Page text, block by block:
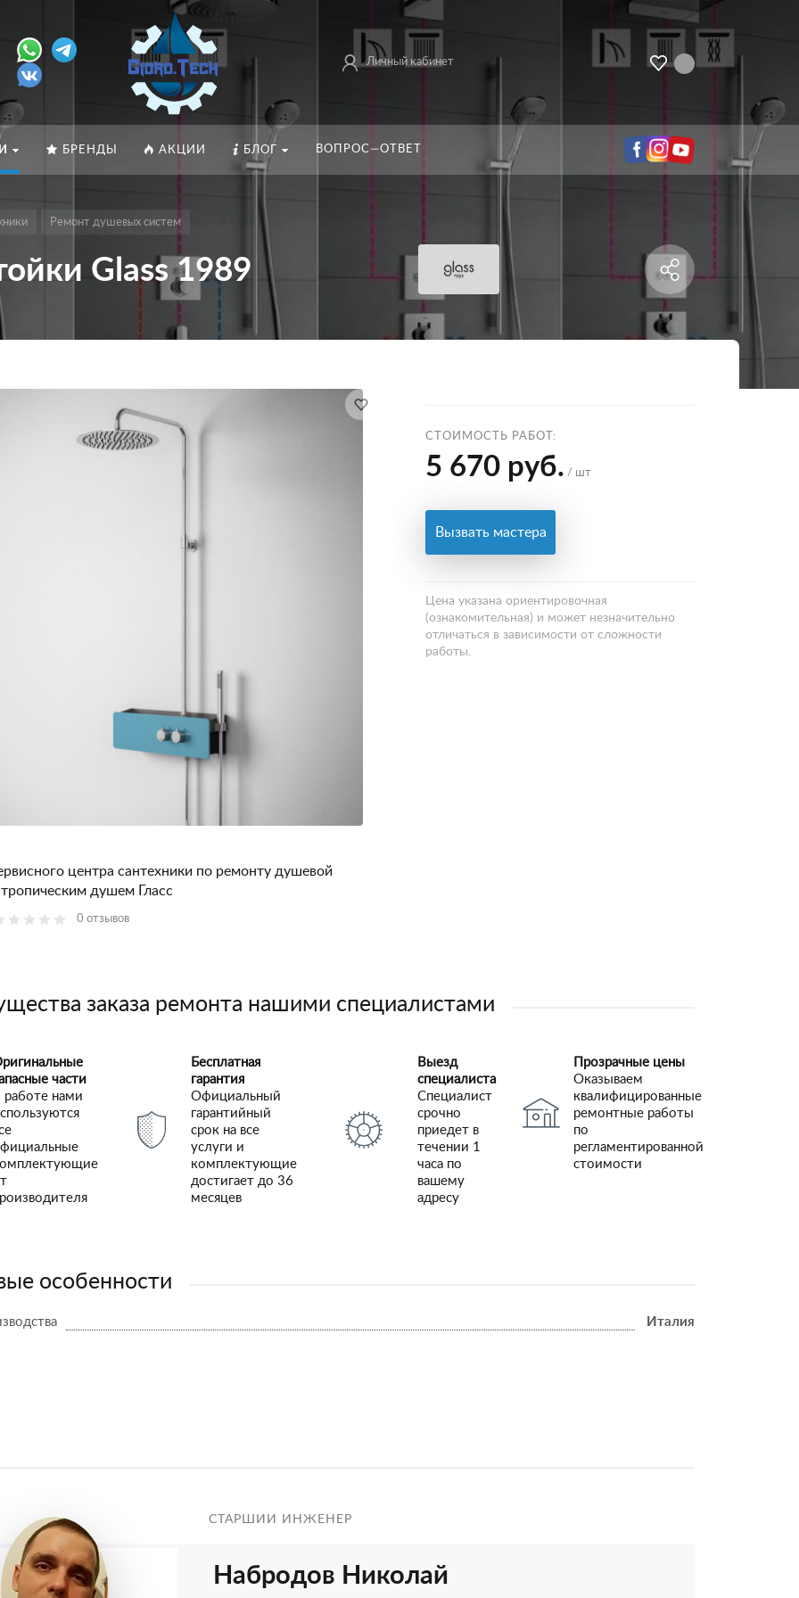
Личный кабинет
БРЕНДЫ АКЦИИ БЛОГ ВОПРОС—ОТВЕТ
Ремонт душевых систем
Glass 1989
центра сантехники по ремонту душевой
душем Гласс
0 отзывов
СТОИМОСТЬ РАБОТ:
5 670 руб. / шт
Вызвать мастера
Цена указана ориентировочная
(ознакомительная) и может незначительно
отличаться в зависимости от сложности
работы.
заказа ремонта нашими специалистами
части
работе нами
Бесплатная
гарантия
Официальный
гарантийный
срок на все
услуги и
комплектующие
достигает до 36
месяцев
Выезд
специалиста
Специалист
срочно
приедет в
течении 1
часа по
вашему
адресу
Прозрачные цены
Оказываем
квалифицированные
ремонтные работы
по
регламентированной
стоимости
особенности
Италия
СТАРШИЙ ИНЖЕНЕР
Набродов Николай